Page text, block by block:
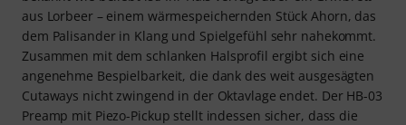
aus Lorbeer – einem wärmespeichernden Stück Ahorn, das
dem Palisander in Klang und Spielgefühl sehr nahekommt.
Zusammen mit dem schlanken Halsprofil ergibt sich eine
angenehme Bespielbarkeit, die dank des weit ausgesägten
Cutaways nicht zwingend in der Oktavlage endet. Der HB-03
Preamp mit Piezo-Pickup stellt indessen sicher, dass die